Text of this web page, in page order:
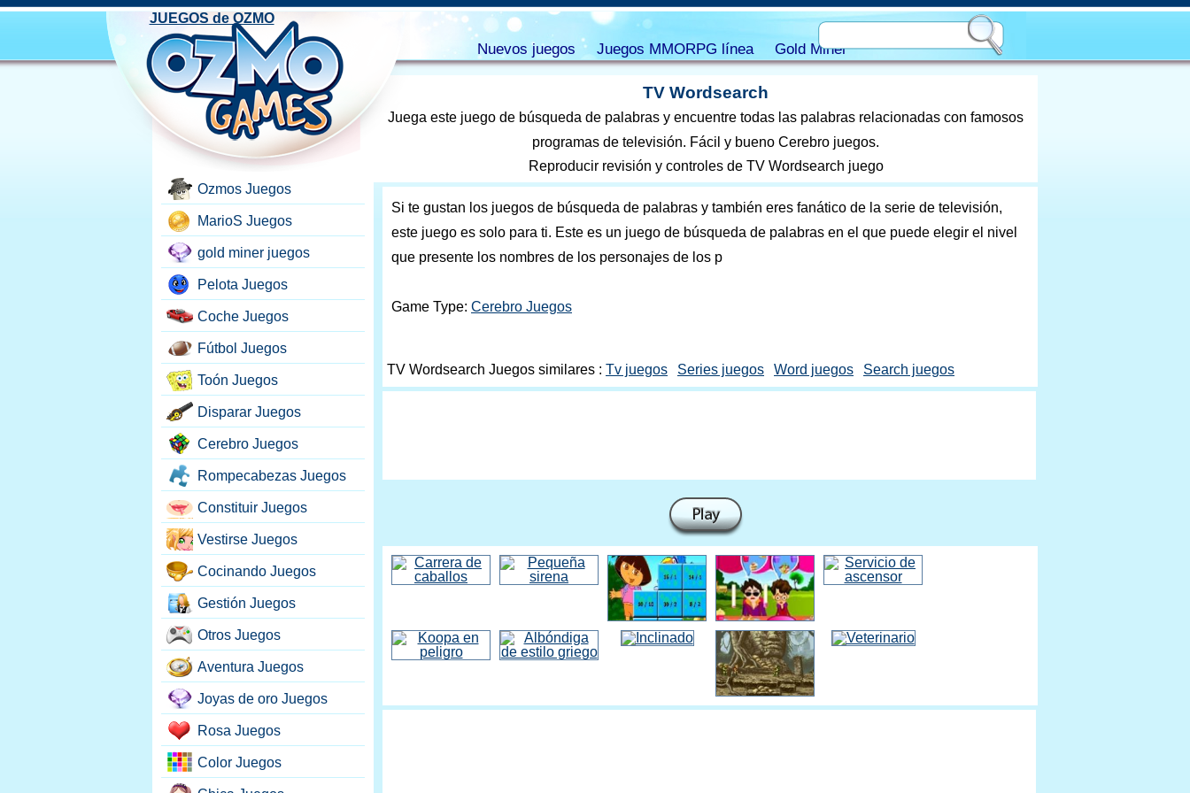
TV Wordsearch
Juega este juego de búsqueda de palabras y encuentre todas las palabras relacionadas con famosos
programas de televisión. Fácil y bueno Cerebro juegos.
Reproducir revisión y controles de TV Wordsearch juego
Si te gustan los juegos de búsqueda de palabras y también eres fanático de la serie de televisión,
este juego es solo para ti. Este es un juego de búsqueda de palabras en el que puede elegir el nivel
que presente los nombres de los personajes de los p
Game Type: Cerebro Juegos
TV Wordsearch Juegos similares : Tv juegos Series juegos Word juegos Search juegos
Ozmos Juegos
MarioS Juegos
gold miner juegos
Pelota Juegos
Coche Juegos
Fútbol Juegos
Toón Juegos
Disparar Juegos
Cerebro Juegos
Rompecabezas Juegos
Constituir Juegos
Vestirse Juegos
Cocinando Juegos
Gestión Juegos
Otros Juegos
Aventura Juegos
Joyas de oro Juegos
Rosa Juegos
Color Juegos
JUEGOS de OZMO
Nuevos juegos Juegos MMORPG línea Gold Miner